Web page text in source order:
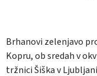
Brhanovi zelenjavo
Kopru, ob sredah v
tržnici Šiška v